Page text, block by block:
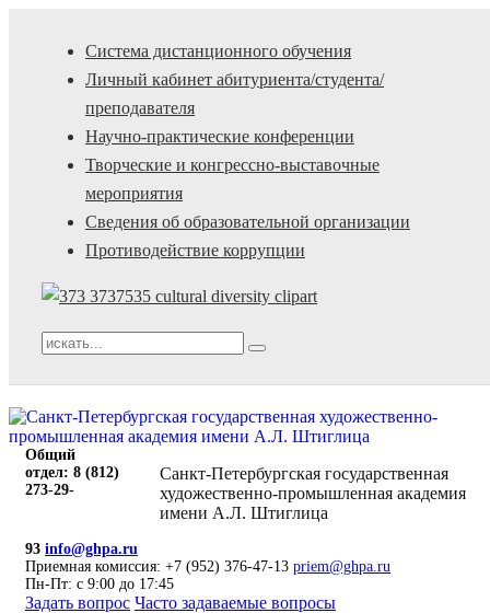
Система дистанционного обучения
Личный кабинет абитуриента/студента/
преподавателя
Научно-практические конференции
Творческие и конгрессно-выставочные
мероприятия
Сведения об образовательной организации
Противодействие коррупции
Санкт-Петербургская государственная
художественно-промышленная академия
имени А.Л. Штиглица
Общий
отдел: 8 (812)
273-29-
93 info@ghpa.ru
Приемная комиссия: +7 (952) 376-47-13 priem@ghpa.ru
Пн-Пт: с 9:00 до 17:45
Задать вопрос Часто задаваемые вопросы